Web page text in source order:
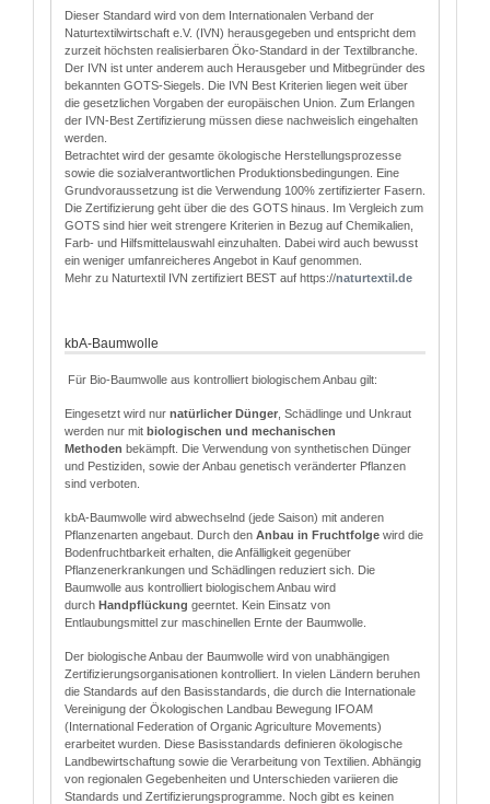
Dieser Standard wird von dem Internationalen Verband der
Naturtextilwirtschaft e.V. (IVN) herausgegeben und entspricht dem
zurzeit höchsten realisierbaren Öko-Standard in der Textilbranche.
Der IVN ist unter anderem auch Herausgeber und Mitbegründer des
bekannten GOTS-Siegels. Die IVN Best Kriterien liegen weit über
die gesetzlichen Vorgaben der europäischen Union. Zum Erlangen
der IVN-Best Zertifizierung müssen diese nachweislich eingehalten
werden.
Betrachtet wird der gesamte ökologische Herstellungsprozesse
sowie die sozialverantwortlichen Produktionsbedingungen. Eine
Grundvoraussetzung ist die Verwendung 100% zertifizierter Fasern.
Die Zertifizierung geht über die des GOTS hinaus. Im Vergleich zum
GOTS sind hier weit strengere Kriterien in Bezug auf Chemikalien,
Farb- und Hilfsmittelauswahl einzuhalten. Dabei wird auch bewusst
ein weniger umfanreicheres Angebot in Kauf genommen.
Mehr zu Naturtextil IVN zertifiziert BEST auf https://naturtextil.de
kbA-Baumwolle
Für Bio-Baumwolle aus kontrolliert biologischem Anbau gilt:
Eingesetzt wird nur natürlicher Dünger , Schädlinge und Unkraut
werden nur mit biologischen und mechanischen
Methoden bekämpft. Die Verwendung von synthetischen Dünger
und Pestiziden, sowie der Anbau genetisch veränderter Pflanzen
sind verboten.
kbA-Baumwolle wird abwechselnd (jede Saison) mit anderen
Pflanzenarten angebaut. Durch den Anbau in Fruchtfolge wird die
Bodenfruchtbarkeit erhalten, die Anfälligkeit gegenüber
Pflanzenerkrankungen und Schädlingen reduziert sich. Die
Baumwolle aus kontrolliert biologischem Anbau wird
durch Handpflückung geerntet. Kein Einsatz von
Entlaubungsmittel zur maschinellen Ernte der Baumwolle.
Der biologische Anbau der Baumwolle wird von unabhängigen
Zertifizierungsorganisationen kontrolliert. In vielen Ländern beruhen
die Standards auf den Basisstandards, die durch die Internationale
Vereinigung der Ökologischen Landbau Bewegung IFOAM
(International Federation of Organic Agriculture Movements)
erarbeitet wurden. Diese Basisstandards definieren ökologische
Landbewirtschaftung sowie die Verarbeitung von Textilien. Abhängig
von regionalen Gegebenheiten und Unterschieden variieren die
Standards und Zertifizierungsprogramme. Noch gibt es keinen